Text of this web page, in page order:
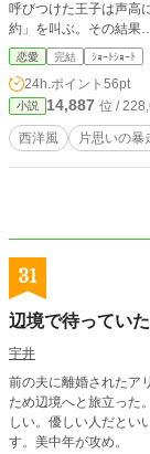
呼びつけた王子は声高
約」を叫ぶ。その結果
恋愛 完結 ｼｮｰﾄｼｮｰﾄ
24h.ポイント 56pt
小説 14,887 位 /
西洋風 片思いの暴
31
辺境で待ってい
宇井
前の夫に離婚されたア
ため辺境へと旅立った
しい。優しい人だとい
す。美中年が攻め。